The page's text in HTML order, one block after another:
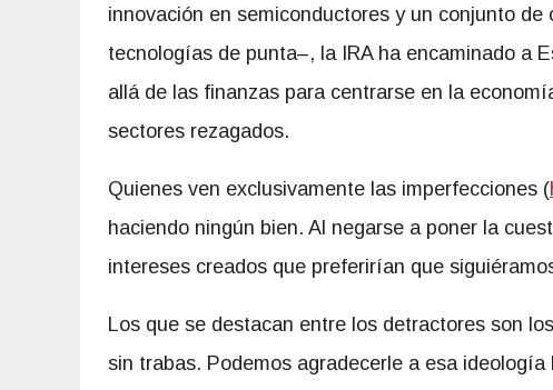
innovación en semiconductores y un conjunto de
tecnologías de punta–, la IRA ha encaminado a
allá de las finanzas para centrarse en la
sectores rezagados.
Quienes ven exclusivamente las imperfecciones (
haciendo ningún bien. Al negarse a poner la
intereses creados que preferirían que
Los que se destacan entre los detractores son
sin trabas. Podemos agradecerle a esa